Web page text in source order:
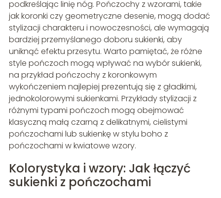
podkreślając linię nóg. Pończochy z wzorami, takie
jak koronki czy geometryczne desenie, mogą dodać
stylizacji charakteru i nowoczesności, ale wymagają
bardziej przemyślanego doboru sukienki, aby
uniknąć efektu przesytu. Warto pamiętać, że różne
style pończoch mogą wpływać na wybór sukienki,
na przykład pończochy z koronkowym
wykończeniem najlepiej prezentują się z gładkimi,
jednokolorowymi sukienkami. Przykłady stylizacji z
różnymi typami pończoch mogą obejmować
klasyczną małą czarną z delikatnymi, cielistymi
pończochami lub sukienkę w stylu boho z
pończochami w kwiatowe wzory.
Kolorystyka i wzory: Jak łączyć
sukienki z pończochami